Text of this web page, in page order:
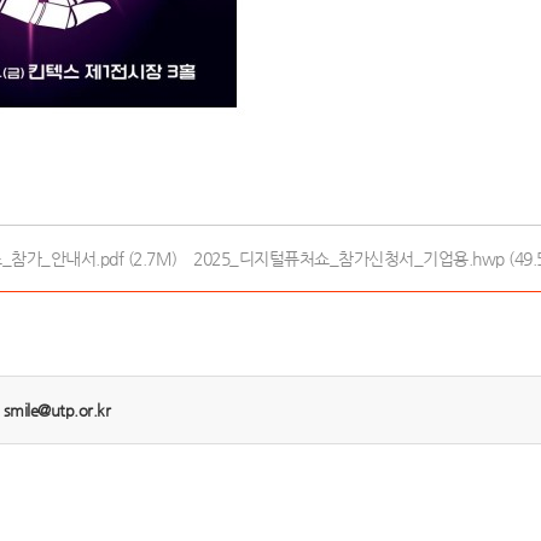
참가_안내서.pdf (2.7M) 2025_디지털퓨처쇼_참가신청서_기업용.hwp
smile@utp.or.kr